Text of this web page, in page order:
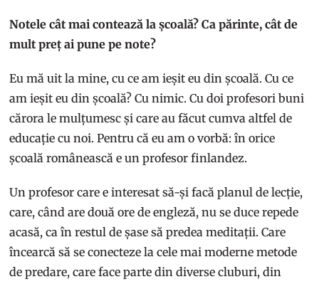
Notele cât mai contează la școală? Ca părinte, cât de
mult preț ai pune pe note?
Eu mă uit la mine, cu ce am ieșit eu din școală. Cu ce
am ieșit eu din școală? Cu nimic. Cu doi profesori buni
cărora le mulțumesc și care au făcut cumva altfel de
educație cu noi. Pentru că eu am o vorbă: în orice
școală românească e un profesor finlandez.
Un profesor care e interesat să-și facă planul de lecție,
care, când are două ore de engleză, nu se duce repede
acasă, ca în restul de șase să predea meditații. Care
încearcă să se conecteze la cele mai moderne metode
de predare, care face parte din diverse cluburi, din